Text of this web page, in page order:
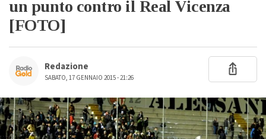
un punto contro il Real Vicenza
[FOTO]
Redazione
SABATO, 17 GENNAIO 2015 - 21:26